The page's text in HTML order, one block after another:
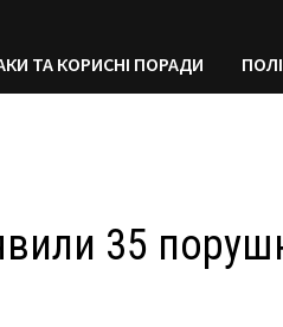
ТА КОРИСНІ ПОРАДИ
35